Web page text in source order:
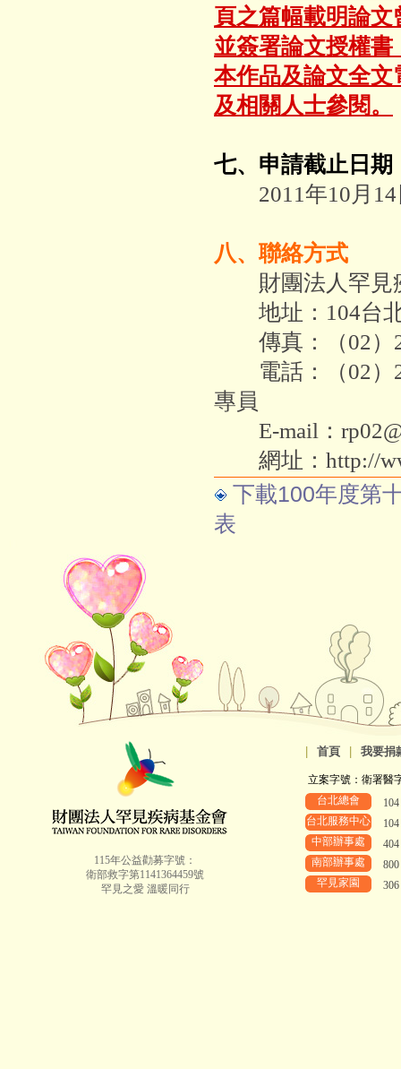
頁之篇幅載明論
並簽署論文授權
本作品及論文全
及相關人士參閱。
七、申請截止日期
2011年10月14
八、聯絡方式
財團法人罕見
地址：104台北
傳真：（02）
電話：（02）
專員
E-mail：
網址：http://
下載100年度第
表
115年公益勸募字號：
衛部救字第1141364459號
罕見之愛 溫暖同行
首頁 我要捐
立案字號：衛署醫
台北總會
台北服務中心
中部辦事處
南部辦事處
罕見家園